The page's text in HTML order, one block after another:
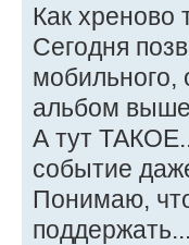
Как хреново
Сегодня
мобильного,
альбом
А тут
событие
Понимаю,
поддержать...